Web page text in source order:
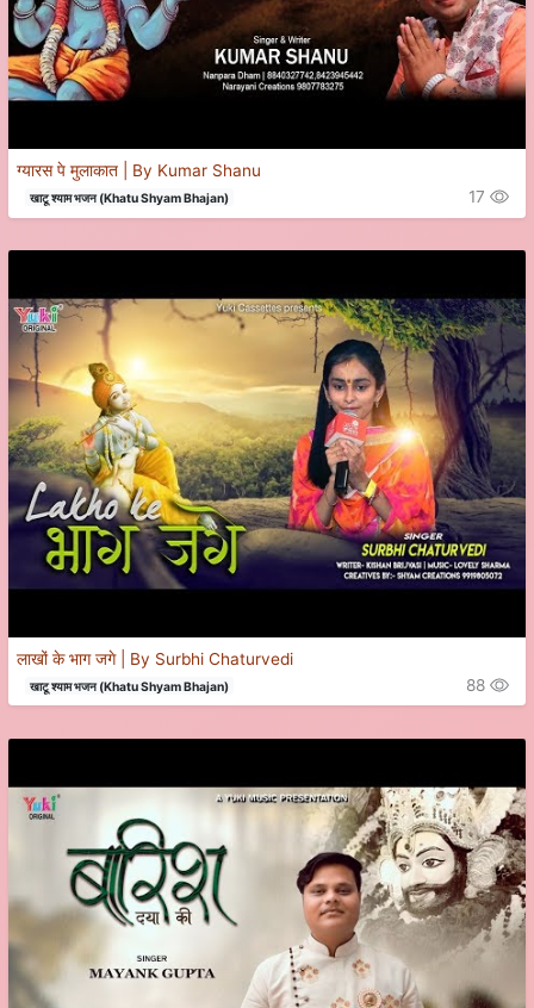
ग्यारस पे मुलाकात | By Kumar Shanu
खाटू श्याम भजन (Khatu Shyam Bhajan) 17
लाखों के भाग जगे | By Surbhi Chaturvedi
खाटू श्याम भजन (Khatu Shyam Bhajan) 88